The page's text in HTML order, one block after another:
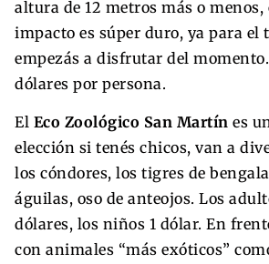
altura de 12 metros más o
impacto es súper duro, ya para el
empezás a disfrutar del momento.
dólares por persona.
El Eco Zoológico San Martín es
elección si tenés chicos, van a
los cóndores, los tigres de
águilas, oso de anteojos. Los
dólares, los niños 1 dólar. En
con animales “más exóticos”